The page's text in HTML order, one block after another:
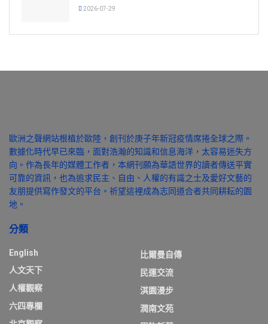
2026-07-29
歐洲之聲網站根植於歐陸，創刊於庚子年新冠疫情席捲全球之際。
數據化時代早已來臨，面對浩瀚的知識和信息海洋，太容易迷失方
向。作為長年的媒體工作者，本網刊願為華語世界的讀者傳送平實
可靠的資訊，也為追求民主、自由、人權的有識之士及愛好文藝的
友朋提供寫作發文的平台。祈望這裡成為志同道合者共同耕耘的園
地。
分類
English
人文天下
人權觀察
六四專欄
比爾曼自傳
民運交流
淇園漫步
潤南文苑